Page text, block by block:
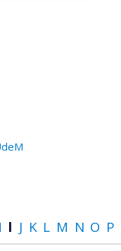
I J K L M N O P